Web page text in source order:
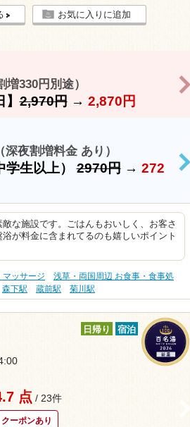
お気に入りに追加
330円別途）
】2,970円→ 2,870円
夜割増料金 あり）
学生以上）2970円→ 272
>
な施設です。ごはんもおいしく、お客さ
が料金に含まれてるのも嬉しいポイント
マッサージ
浅草・両国周辺 お食事・食事処
森下駅 蔵前駅 菊川駅
日帰り 宿泊
点 / 23件
クーポンあり